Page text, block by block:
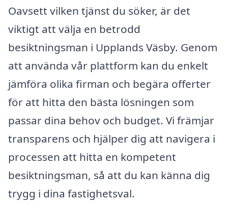
Oavsett vilken tjänst du söker, är det
viktigt att välja en betrodd
besiktningsman i Upplands Väsby. Genom
att använda vår plattform kan du enkelt
jämföra olika firman och begära offerter
för att hitta den bästa lösningen som
passar dina behov och budget. Vi främjar
transparens och hjälper dig att navigera i
processen att hitta en kompetent
besiktningsman, så att du kan känna dig
trygg i dina fastighetsval.